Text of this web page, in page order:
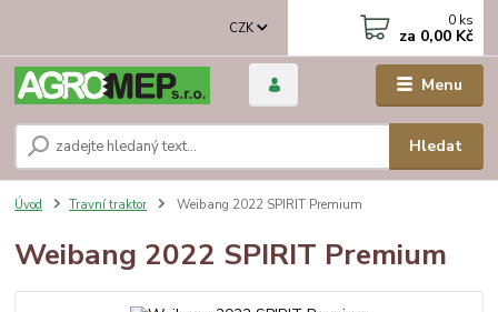
Menu
CZK
Hledat
0 ks
za 0,00 Kč
Úvod Travní traktor Weibang 2022 SPIRIT Premium
Weibang 2022 SPIRIT Premium